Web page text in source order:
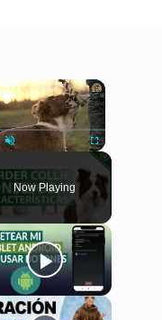
×
Fullscreen
Now Playing